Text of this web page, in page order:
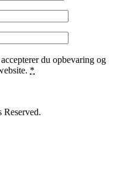
du opbevaring og
*